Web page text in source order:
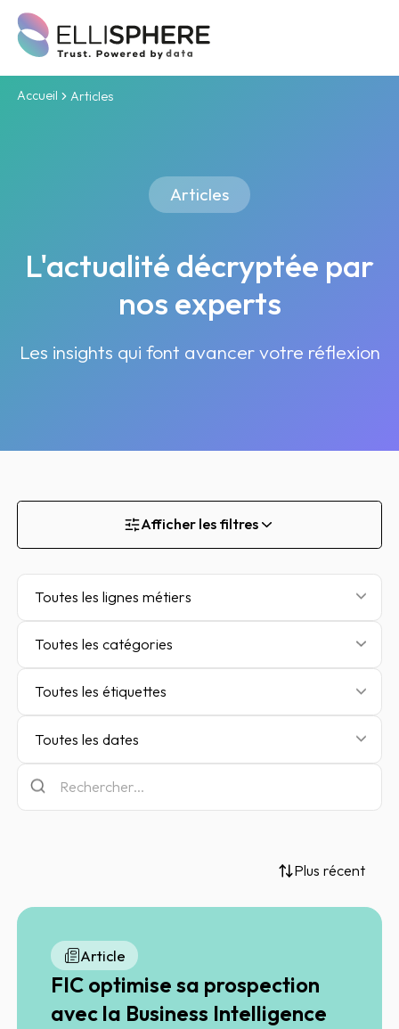
Accueil Articles
Articles
L'actualité décryptée par
nos experts
Les insights qui font avancer votre réflexion
Afficher les filtres
Toutes les lignes métiers
Toutes les catégories
Toutes les étiquettes
Toutes les dates
Plus récent
Article
FIC optimise sa prospection
avec la Business Intelligence